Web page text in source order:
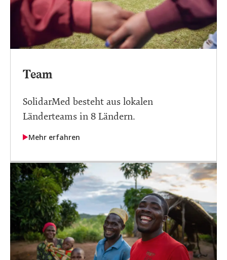
Team
SolidarMed besteht aus lokalen
Länderteams in 8 Ländern.
Mehr erfahren